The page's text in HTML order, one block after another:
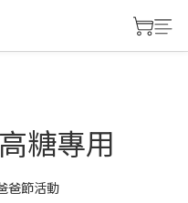
糖專用
爸節活動